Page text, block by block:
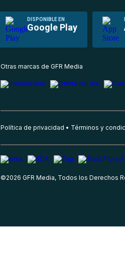
DISPONIBLE EN
Google Play
Otras marcas de GFR Media
Política de privacidad Términos y
©2026 GFR Media, Todos los Derechos